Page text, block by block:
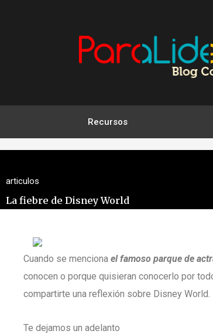
Recursos
articulos
La fiebre de Disney World
Cuando se menciona el famoso parque de
conocen o porque quisieran conocerlo por
compartirte una reflexión sobre Disney World.
Te dejamos un adelanto